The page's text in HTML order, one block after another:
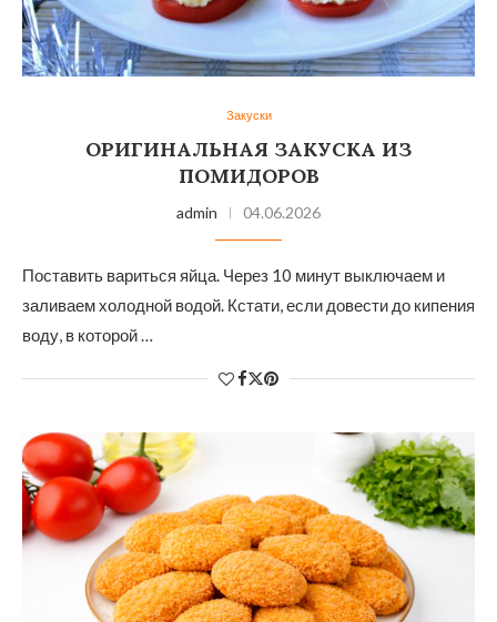
Закуски
ОРИГИНАЛЬНАЯ ЗАКУСКА ИЗ
ПОМИДОРОВ
admin 04.06.2026
Поставить вариться яйца. Через 10 минут выключаем и
заливаем холодной водой. Кстати, если довести до кипения
воду, в которой …